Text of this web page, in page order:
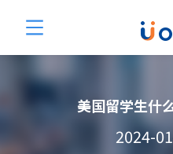
美国留学生什
2024-